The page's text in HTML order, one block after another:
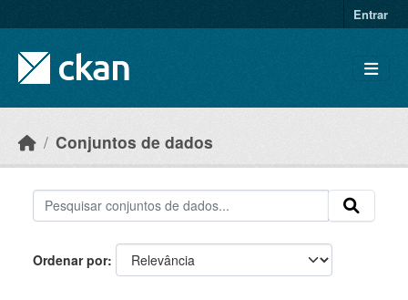
Entrar
Conjuntos de dados
Ordenar por